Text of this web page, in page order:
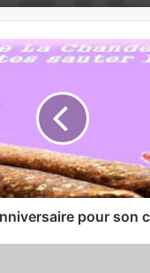
pour une Invitation
: Comment
Style et Efficacité
pour son